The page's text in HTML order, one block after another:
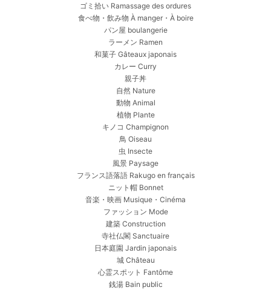
ゴミ拾い Ramassage des ordures
食べ物・飲み物 À manger・À boire
パン屋 boulangerie
ラーメン Ramen
和菓子 Gâteaux japonais
カレー Curry
親子丼
自然 Nature
動物 Animal
植物 Plante
キノコ Champignon
鳥 Oiseau
虫 Insecte
風景 Paysage
フランス語落語 Rakugo en français
ニット帽 Bonnet
音楽・映画 Musique・Cinéma
ファッション Mode
建築 Construction
寺社仏閣 Sanctuaire
日本庭園 Jardin japonais
城 Château
心霊スポット Fantôme
銭湯 Bain public